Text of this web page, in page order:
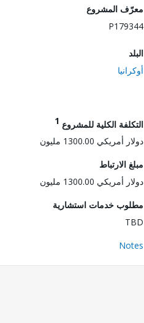
معرّف المشروع
P179344
البلد
أوكرانيا
التكلفة الكلية للمشروع 1
دولار أمريكي 1300.00 مليون
مبلغ الارتباط
دولار أمريكي 1300.00 مليون
مطلوب خدمات استشارية
TBD
Notes